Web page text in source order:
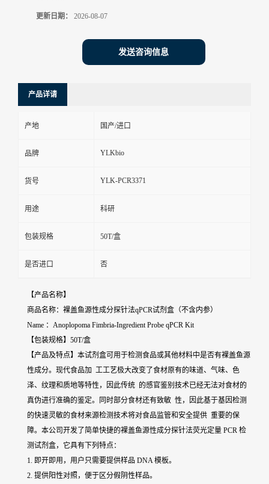
更新日期： 2026-08-07
发送咨询信息
产品详请
产地 国产/进口
品牌 YLKbio
货号 YLK-PCR3371
用途 科研
包装规格 50T/盒
是否进口 否
【产品名称】
商品名称：裸盖鱼源性成分探针法qPCR试剂盒（不含内参）
Name ：Anoplopoma Fimbria-Ingredient Probe qPCR Kit
【包装规格】50T/盒
【产品及特点】本试剂盒可用于检测食品或其他材料中是否有裸盖鱼源
性成分。现代食品加 工工艺极大改变了食材原有的味道、气味、色
泽、纹理和质地等特性，因此传统 的感官鉴别技术已经无法对食材的
真伪进行准确的鉴定。同时部分食材还有致敏 性，因此基于基因检测
的快速灵敏的食材来源检测技术将对食品监管和安全提供 重要的保
障。本公司开发了简单快捷的裸盖鱼源性成分探针法荧光定量 PCR 检
测试剂盒，它具有下列特点：
1. 即开即用，用户只需要提供样品 DNA 模板。
2. 提供阳性对照，便于区分假阴性样品。